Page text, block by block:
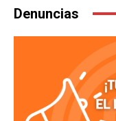
Denuncias